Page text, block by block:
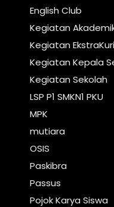
English Club
Kegiatan
Kegiatan
Kegiatan Kepala
Kegiatan Sekolah
LSP P1 SMKN1 PKU
MPK
mutiara
OSIS
Paskibra
Passus
Pojok Karya Siswa